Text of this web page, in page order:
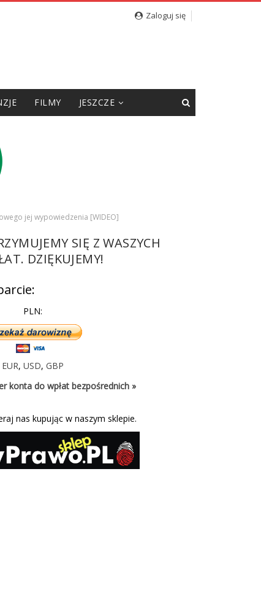
Zaloguj się
FILMY JESZCZE
jej wypowiedzenia [WIDEO]
SIĘ Z WASZYCH
DZIĘKUJEMY!
PLN:
EUR,USD,GBP
konta do wpłat bezpośrednich »
nas kupując w naszym sklepie.